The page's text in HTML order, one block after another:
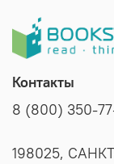
Контакты
8 (800) 350-
198025,